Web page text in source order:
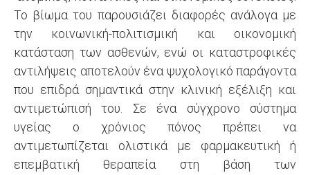
Το βίωμα του παρουσιάζει διαφορές ανάλογα με
την κοινωνική-πολιτισμική και οικονομική
κατάσταση των ασθενών, ενώ οι καταστροφικές
αντιλήψεις αποτελούν ένα ψυχολογικό παράγοντα
που επιδρά σημαντικά στην κλινική εξέλιξη και
αντιμετώπισή του. Σε ένα σύγχρονο σύστημα
υγείας ο χρόνιος πόνος πρέπει να
αντιμετωπίζεται ολιστικά με φαρμακευτική ή
επεμβατική θεραπεία στη βάση των